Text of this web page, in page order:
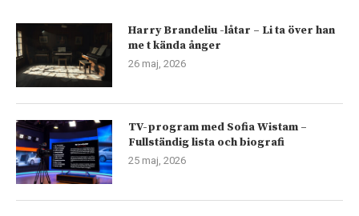
Harry Brandeliu -låtar – Li ta över han
me t kända ånger
26 maj, 2026
TV-program med Sofia Wistam –
Fullständig lista och biografi
25 maj, 2026